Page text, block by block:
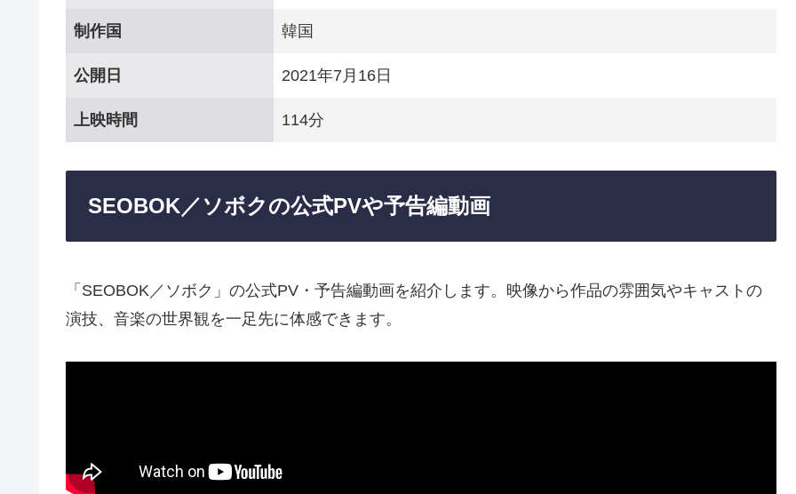
制作国 韓国
公開日 2021年7月16日
上映時間 114分
SEOBOK／ソボクの公式PVや予告編動画
「SEOBOK／ソボク」の公式PV・予告編動画を紹介します。映像から作品の雰囲気やキャストの
演技、音楽の世界観を一足先に体感できます。